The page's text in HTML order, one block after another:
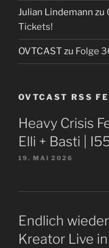
Julian Lindemann zu
Tickets!
OVTCAST zu Folge
OVTCAST RSS
Heavy Crisis
Elli + Basti |
19. MAI 2026
Endlich wieder
Kreator Live